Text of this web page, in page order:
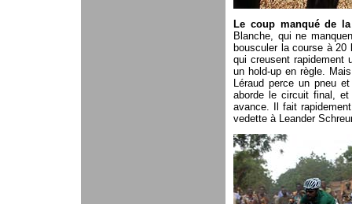
Le coup manqué de
Blanche, qui ne
bousculer la course à 20
qui creusent rapidement
un hold-up en règle.
Léraud perce un pneu
aborde le circuit final,
avance. Il fait
vedette à Leander